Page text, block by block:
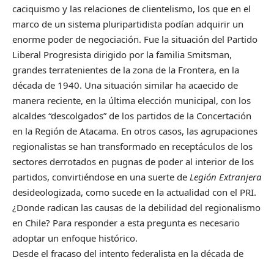
caciquismo y las relaciones de clientelismo, los que en el
marco de un sistema pluripartidista podían adquirir un
enorme poder de negociación. Fue la situación del Partido
Liberal Progresista dirigido por la familia Smitsman,
grandes terratenientes de la zona de la Frontera, en la
década de 1940. Una situación similar ha acaecido de
manera reciente, en la última elección municipal, con los
alcaldes “descolgados” de los partidos de la Concertación
en la Región de Atacama. En otros casos, las agrupaciones
regionalistas se han transformado en receptáculos de los
sectores derrotados en pugnas de poder al interior de los
partidos, convirtiéndose en una suerte de Legión Extranjera
desideologizada, como sucede en la actualidad con el PRI.
¿Donde radican las causas de la debilidad del regionalismo
en Chile? Para responder a esta pregunta es necesario
adoptar un enfoque histórico.
Desde el fracaso del intento federalista en la década de